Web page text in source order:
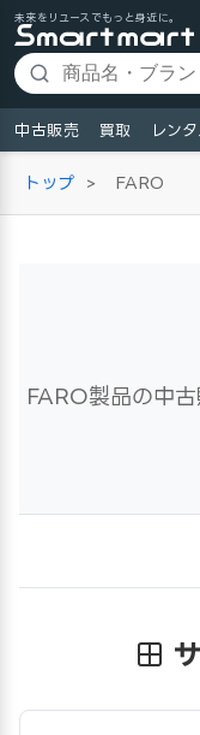
未来をリユースでもっと身近に。
中古販売 買取 レン
トップ > FARO
FARO製品の中古